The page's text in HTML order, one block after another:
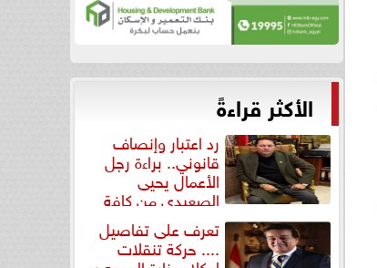
الأكثر قراءةً
رد اعتبار وإنصاف
قانوني.. براءة رجل
الأعمال يحيى
الصعيدي من كافة
التهم... تعرف على تفاصيل
.... حركة تنقلات